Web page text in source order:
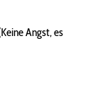
Angst, es